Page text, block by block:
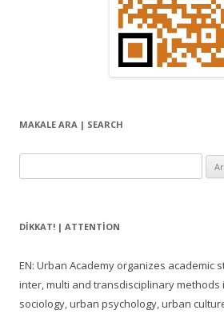
MAKALE ARA | SEARCH
DIKKAT! | ATTENTION
EN: Urban Academy organizes academic
inter, multi and transdisciplinary
sociology, urban psychology, urban